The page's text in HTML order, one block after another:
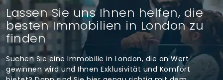
Lassen Sie uns Ihnen helfen, die
besten Immobilien in London zu
finden
Suchen Sie eine Immobilie in London, die an Wert
gewinnen wird und Ihnen Exklusivität und Komfort